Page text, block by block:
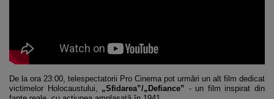
De la ora 23:00, telespectatorii Pro Cinema pot urmări un alt film dedicat
victimelor Holocaustului,
„Sfidarea”/„Defiance” - un film inspirat din